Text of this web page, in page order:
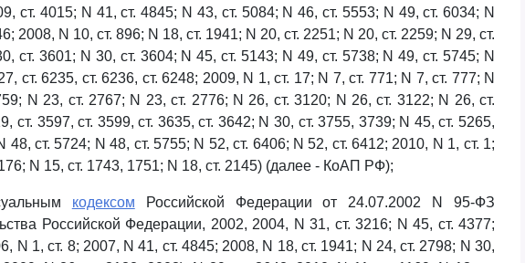
ст. 4015; N 41, ст. 4845; N 43, ст. 5084; N 46, ст. 5553; N 49, ст. 6034; N
2008, N 10, ст. 896; N 18, ст. 1941; N 20, ст. 2251; N 20, ст. 2259; N 29, ст.
ст. 3601; N 30, ст. 3604; N 45, ст. 5143; N 49, ст. 5738; N 49, ст. 5745; N
ст. 6235, ст. 6236, ст. 6248; 2009, N 1, ст. 17; N 7, ст. 771; N 7, ст. 777; N
N 23, ст. 2767; N 23, ст. 2776; N 26, ст. 3120; N 26, ст. 3122; N 26, ст.
ст. 3597, ст. 3599, ст. 3635, ст. 3642; N 30, ст. 3755, 3739; N 45, ст. 5265,
48, ст. 5724; N 48, ст. 5755; N 52, ст. 6406; N 52, ст. 6412; 2010, N 1, ст. 1;
N 15, ст. 1743, 1751; N 18, ст. 2145) (далее - КоАП РФ);
кодексом Российской Федерации от 24.07.2002 N 95-ФЗ
Российской Федерации, 2002, 2004, N 31, ст. 3216; N 45, ст. 4377;
N 1, ст. 8; 2007, N 41, ст. 4845; 2008, N 18, ст. 1941; N 24, ст. 2798; N 30,